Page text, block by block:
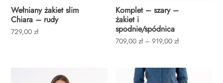
Wełniany żakiet slim
Chiara – rudy
729,00zł
Komplet – szary –
żakiet i
spodnie/spódnica
709,00zł – 919,00złZakres
do
919,00 zł